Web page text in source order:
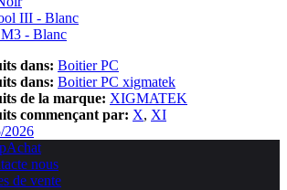
III - Blanc
- Blanc
dans: Boitier PC
dans: Boitier PC xigmatek
de la marque: XIGMATEK
commençant par: X XI
2026
nous
de vente